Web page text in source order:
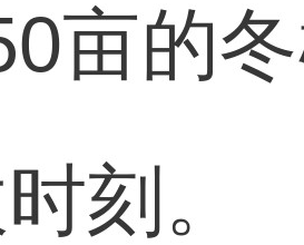
亩的
刻。